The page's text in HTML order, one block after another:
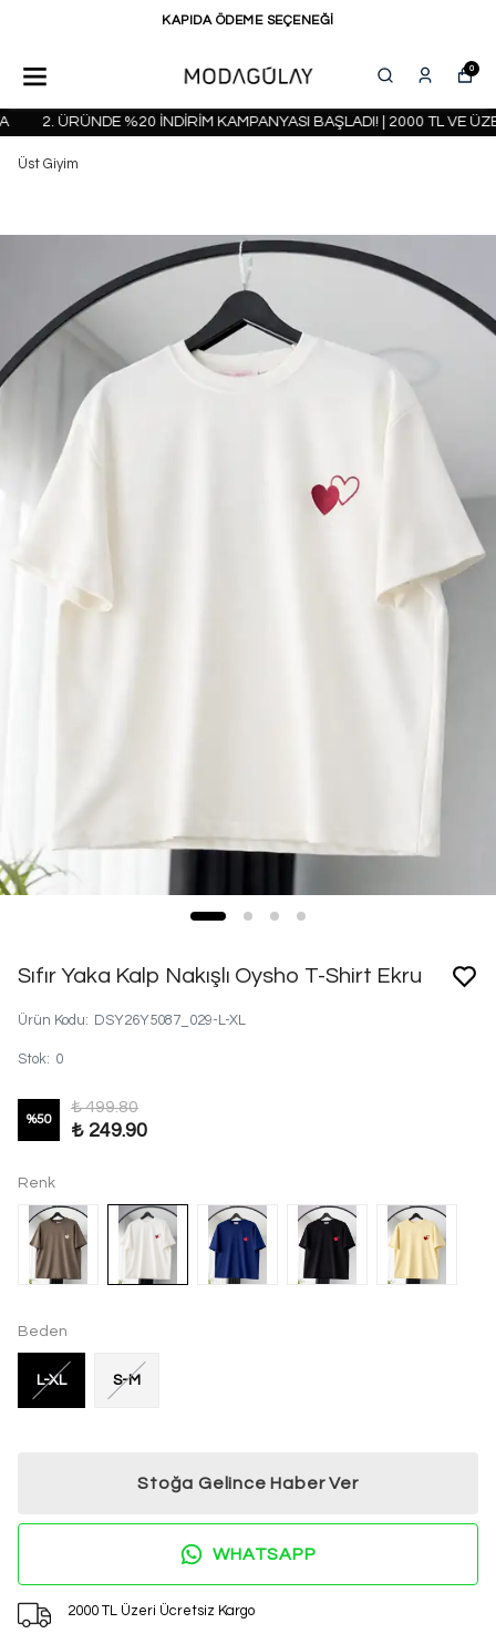
KAPIDA ÖDEME SEÇENEĞİ
0
2. ÜRÜNDE %20 İNDİRİM KAMPANYASI BAŞLADI! | 2000 TL VE
Üst Giyim
Sıfır Yaka Kalp Nakışlı Oysho T-Shirt Ekru
Ürün Kodu: DSY26Y5087_029-L-XL
Stok: 0
%50
₺ 499.80
₺ 249.90
Renk
Beden
L-XL S-M
Stoğa Gelince Haber Ver
WHATSAPP
2000 TL Üzeri Ücretsiz Kargo